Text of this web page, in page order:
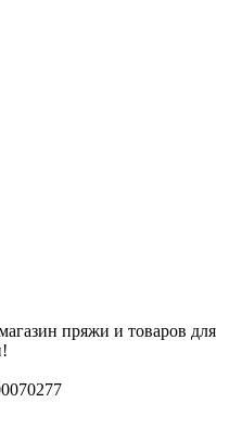
пряжи и товаров для